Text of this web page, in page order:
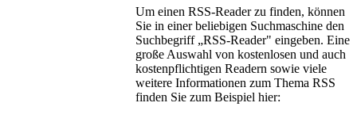
Um einen RSS-Reader zu finden, können
Sie in einer beliebigen Suchmaschine den
Suchbegriff „RSS-Reader" eingeben. Eine
große Auswahl von kostenlosen und auch
kostenpflichtigen Readern sowie viele
weitere Informationen zum Thema RSS
finden Sie zum Beispiel hier: